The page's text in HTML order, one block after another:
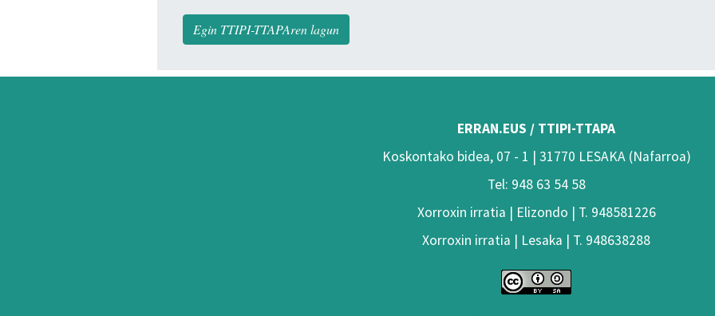
Egin TTIPI-TTAPAren lagun
ERRAN.EUS / TTIPI-TTAPA
Koskontako bidea, 07 - 1 | 31770 LESAKA (Nafarroa)
Tel: 948 63 54 58
Xorroxin irratia | Elizondo | T. 948581226
Xorroxin irratia | Lesaka | T. 948638288